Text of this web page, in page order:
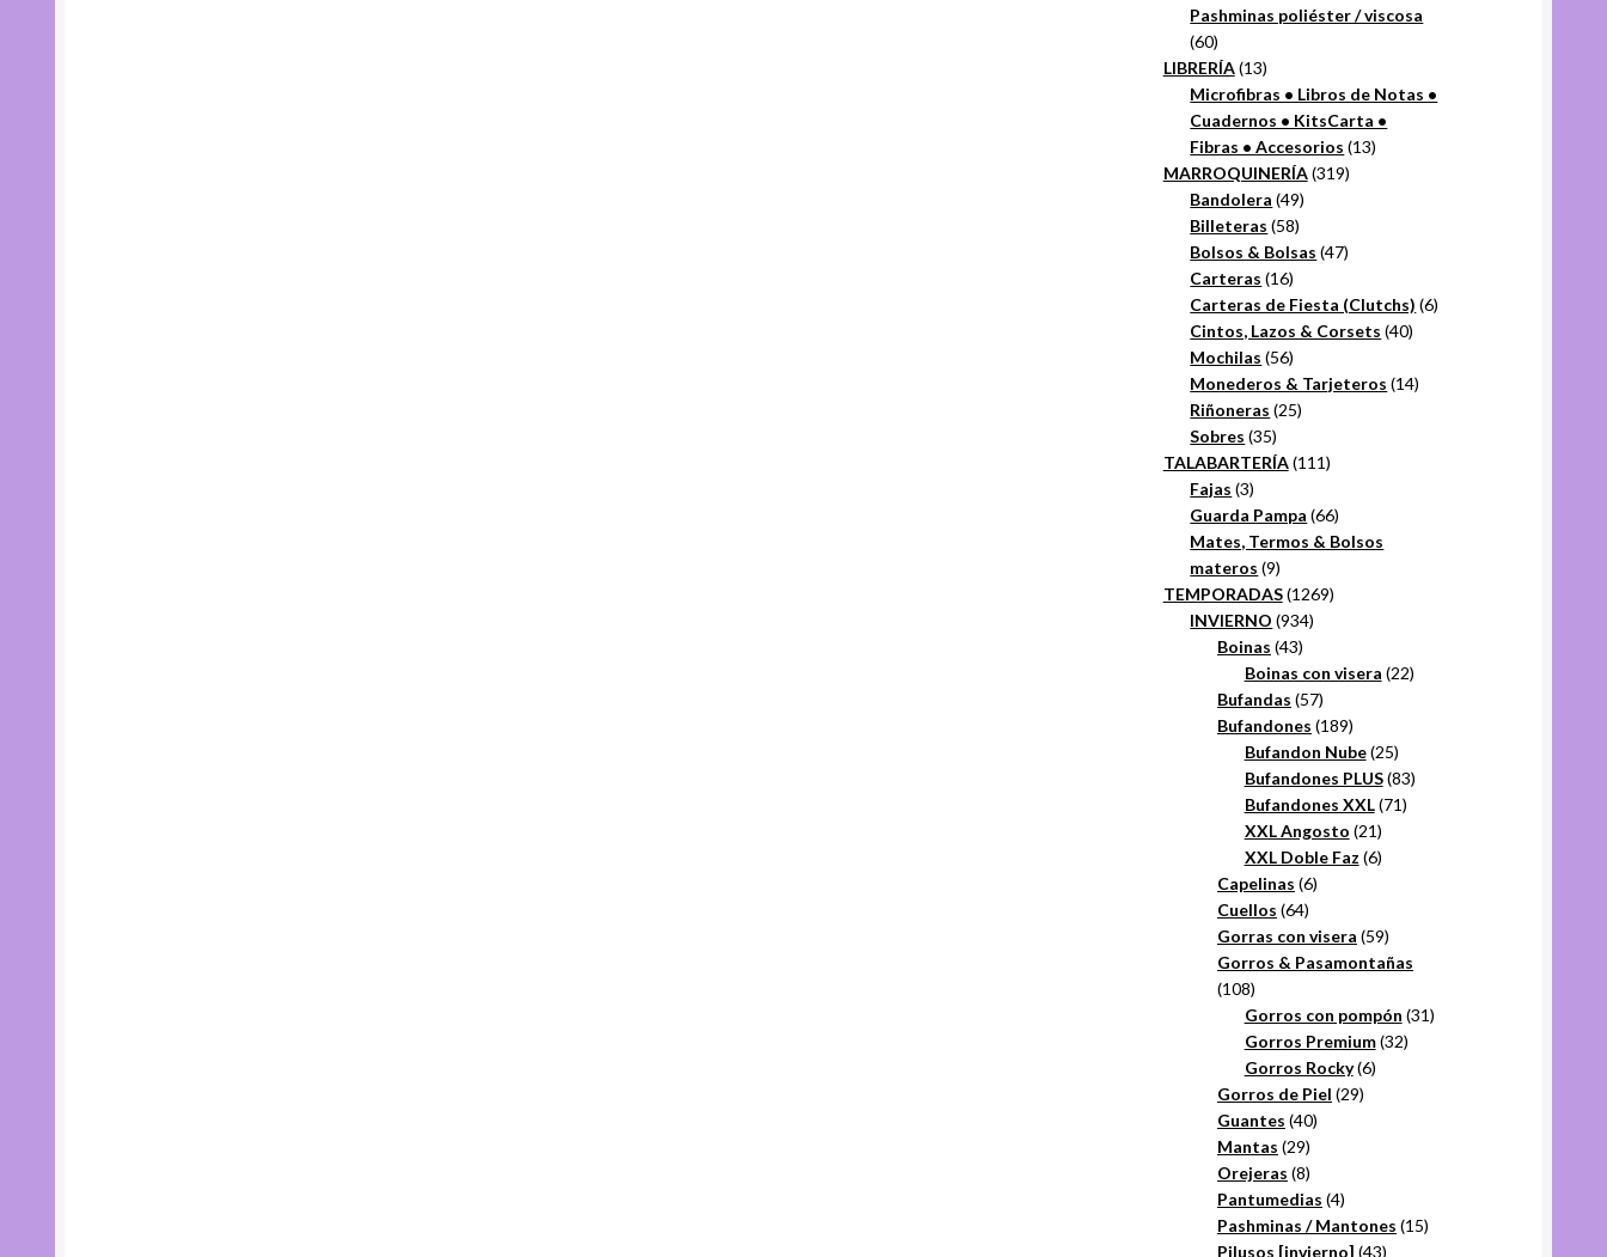
productos
Pashminas poliéster / viscosa
6060
productos
LIBRERÍA 1313
productos
Microfibras • Libros de Notas •
Cuadernos • KitsCarta •
Fibras • Accesorios 1313
MARROQUINERÍA 319319
Bandolera 4949
Billeteras 5858
productos
Bolsos & Bolsas 4747
Carteras 1616
productos
Carteras de Fiesta (Clutchs) 66
Cintos, Lazos & Corsets 4040
Mochilas 5656
productos
Monederos & Tarjeteros 1414
Riñoneras 2525
Sobres 3535
productos
TALABARTERÍA 111111
Fajas 33
productos
Guarda Pampa 6666
productos
Mates, Termos & Bolsos
materos 99
productos
TEMPORADAS 12691269
INVIERNO 934934
Boinas 4343
productos
Boinas con visera 2222
Bufandas 5757
productos
Bufandones 189189
productos
Bufandon Nube 2525
productos
Bufandones PLUS 8383
Bufandones XXL 7171
XXL Angosto 2121
productos
XXL Doble Faz 66
Capelinas 66
Cuellos 6464
productos
Gorras con visera 5959
productos
Gorros & Pasamontañas
108108
productos
Gorros con pompón 3131
Gorros Premium 3232
Gorros Rocky 66
Gorros de Piel 2929
Guantes 4040
Mantas 2929
productos
Orejeras 88
productos
Pantumedias 44
productos
Pashminas / Mantones 1515
Pilusos [invierno] 4343